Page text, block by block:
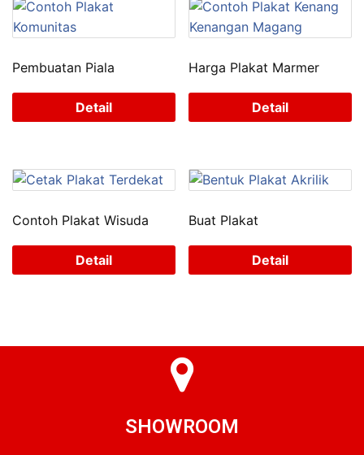
Pembuatan Piala
Detail
Harga Plakat Marmer
Detail
Contoh Plakat Wisuda
Detail
Buat Plakat
Detail
SHOWROOM